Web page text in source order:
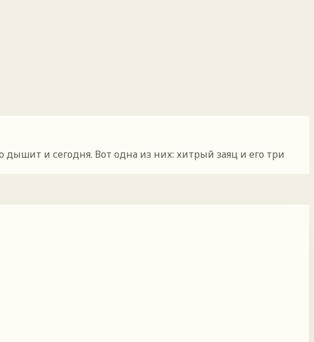
и сегодня. Вот одна из них: хитрый заяц и его три